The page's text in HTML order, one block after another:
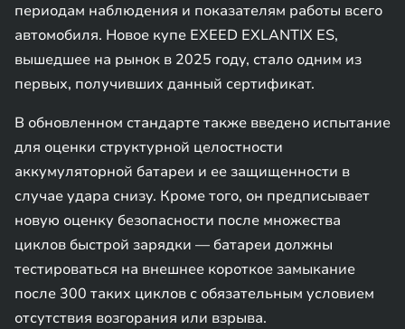
периодам наблюдения и показателям работы всего
автомобиля. Новое купе EXEED EXLANTIX ES,
вышедшее на рынок в 2025 году, стало одним из
первых, получивших данный сертификат.
В обновленном стандарте также введено испытание
для оценки структурной целостности
аккумуляторной батареи и ее защищенности в
случае удара снизу. Кроме того, он предписывает
новую оценку безопасности после множества
циклов быстрой зарядки — батареи должны
тестироваться на внешнее короткое замыкание
после 300 таких циклов с обязательным условием
отсутствия возгорания или взрыва.